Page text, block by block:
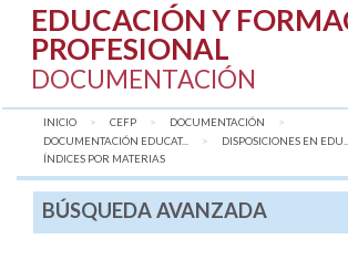
EDUCACIÓN Y
PROFESIONAL
DOCUMENTACIÓN
INICIO CEFP
DOCUMENTACIÓN
DOCUMENTACIÓN EDUCAT...
DISPOSICIONES EN EDU...
AQUÍ:
ÍNDICES POR MATERIAS
BÚSQUEDA AVANZADA